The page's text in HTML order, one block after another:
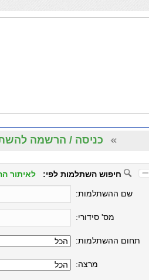
כניסה / הרשמה
חיפוש השתלמות לפי: לאיתור
שם ההשתלמות:
מס' סידורי:
תחום ההשתלמות:
מרצה: